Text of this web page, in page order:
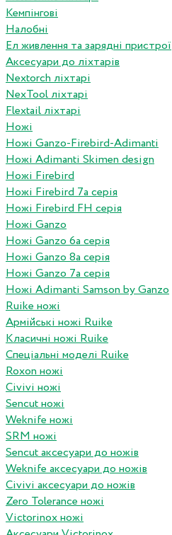
Кемпінгові
Налобні
Ел живлення та зарядні пристрої
Аксесуари до ліхтарів
Nextorch ліхтарі
NexTool ліхтарі
Flextail ліхтарі
Ножі
Ножі Ganzo-Firebird-Adimanti
Ножі Adimanti Skimen design
Ножі Firebird
Ножі Firebird 7а серія
Ножі Firebird FH серія
Ножі Ganzo
Ножі Ganzo 6а серія
Ножі Ganzo 8а серія
Ножі Ganzo 7а серія
Ножі Adimanti Samson by Ganzo
Ruike ножі
Армійські ножі Ruike
Класичні ножі Ruike
Спеціальні моделі Ruike
Roxon ножi
Civivi ножі
Sencut ножі
Weknife ножі
SRM ножі
Sencut аксесуари до ножів
Weknife аксесуари до ножів
Civivi аксесуари до ножів
Zero Tolerance ножі
Victorinox ножі